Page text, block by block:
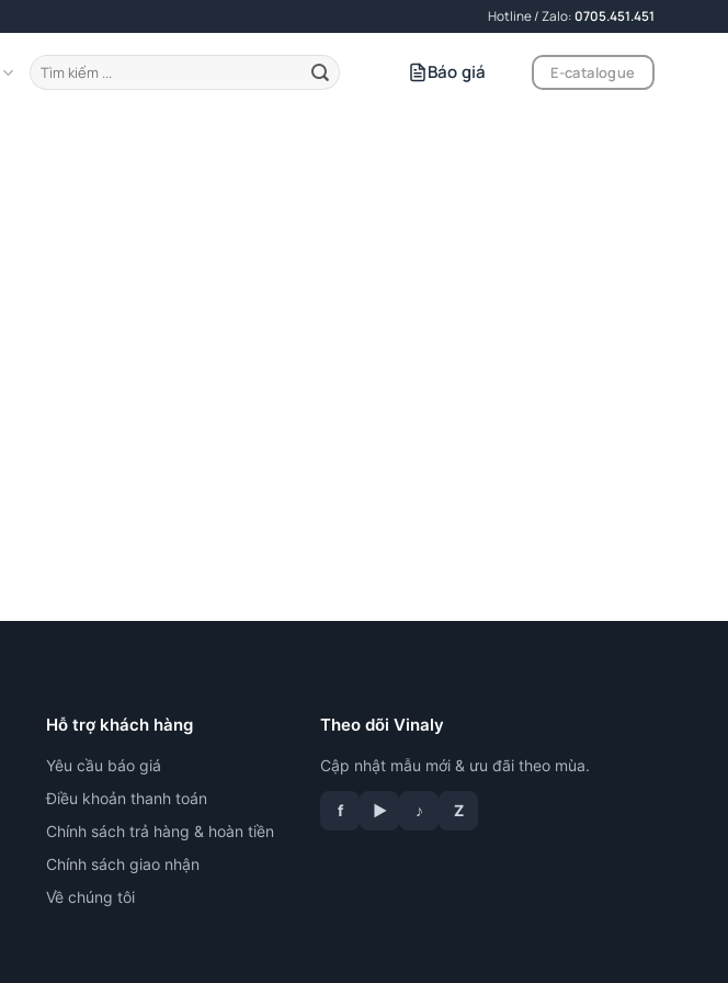
Hotline / Zalo:0705.451.451
Tìm
kiếm:
Báo giá E-catalogue
Hỗ trợ khách hàng
Yêu cầu báo giá
Điều khoản thanh toán
Chính sách trả hàng & hoàn tiền
Chính sách giao nhận
Về chúng tôi
Theo dõi Vinaly
Cập nhật mẫu mới & ưu đãi theo mùa.
f ▶ ♪ Z